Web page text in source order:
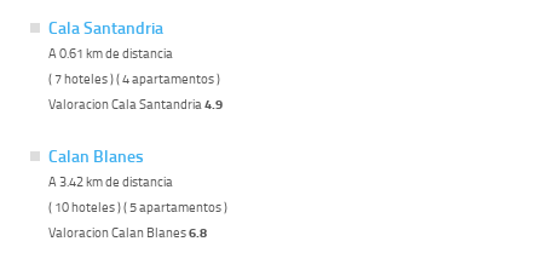
Cala Santandria
A 0.61 km de distancia
( 7 hoteles ) ( 4 apartamentos )
Valoracion Cala Santandria 4.9
Calan Blanes
A 3.42 km de distancia
( 10 hoteles ) ( 5 apartamentos )
Valoracion Calan Blanes6.8